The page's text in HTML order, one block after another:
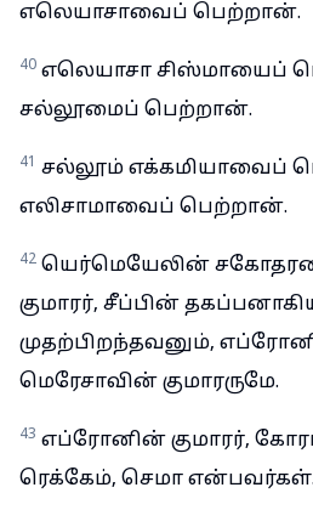
எலெயாசாவைப் பெற்றான்.
40 எலெயாசா சிஸ்மாயைப்
சல்லூமைப் பெற்றான்.
41 சல்லூம் எக்கமியாவைப்
எலிசாமாவைப் பெற்றான்.
42 யெர்மெயேலின்
குமாரர், சீப்பின்
முதற்பிறந்தவனும்,
மெரேசாவின் குமாரருமே.
43 எப்ரோனின் குமாரர்,
ரெக்கேம், செமா என்பவர்கள்.